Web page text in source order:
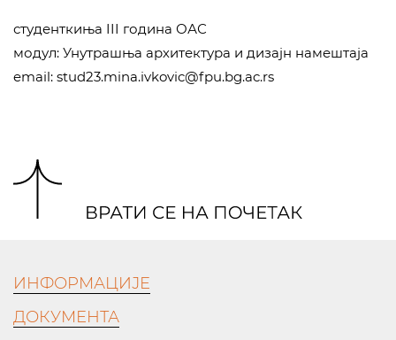
студенткиња III година ОАС
модул: Унутрашња архитектура и дизајн намештаја
email: stud23.mina.ivkovic@fpu.bg.ac.rs
ИНФОРМАЦИЈЕ
ДОКУМЕНТА